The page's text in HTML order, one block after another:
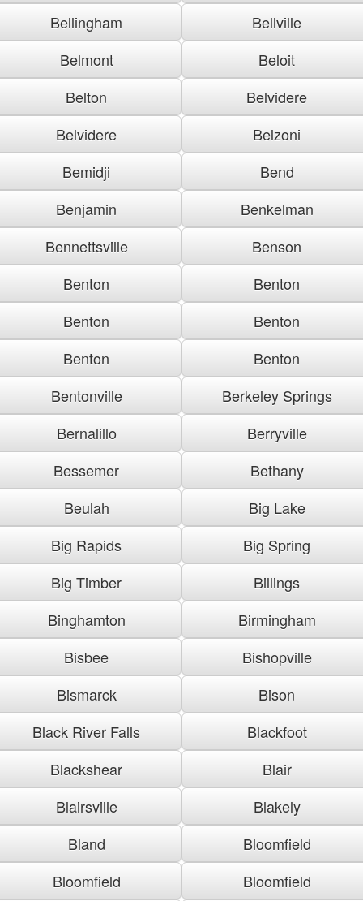
Bellingham
Bellville
Belmont
Beloit
Belton
Belvidere
Belvidere
Belzoni
Bemidji
Bend
Benjamin
Benkelman
Bennettsville
Benson
Benton
Benton
Benton
Benton
Benton
Benton
Bentonville
Berkeley Springs
Bernalillo
Berryville
Bessemer
Bethany
Beulah
Big Lake
Big Rapids
Big Spring
Big Timber
Billings
Binghamton
Birmingham
Bisbee
Bishopville
Bismarck
Bison
Black River Falls
Blackfoot
Blackshear
Blair
Blairsville
Blakely
Bland
Bloomfield
Bloomfield
Bloomfield